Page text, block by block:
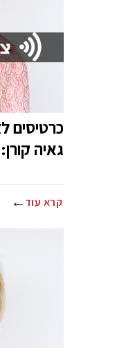
כרטיסים
גאיה
קרא עוד